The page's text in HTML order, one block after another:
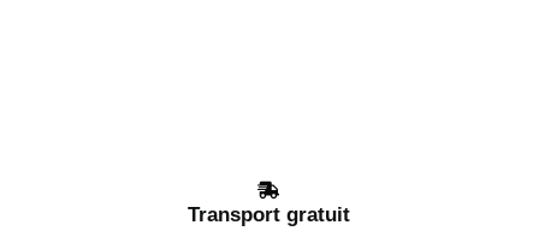
Transport gratuit